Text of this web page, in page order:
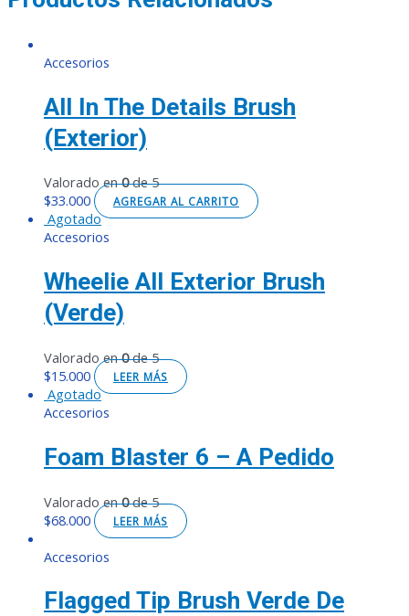
Accesorios
All In The Details Brush
(exterior)
Valorado en0de 5
$33.000 AGREGAR AL CARRITO
Agotado
Accesorios
Wheelie All Exterior Brush
(Verde)
Valorado en0de 5
$15.000 LEER MÁS
Agotado
Accesorios
Foam Blaster 6 – A Pedido
Valorado en0de 5
$68.000 LEER MÁS
Accesorios
Flagged Tip Brush Verde De